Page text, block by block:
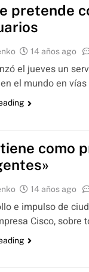
pretende
14 años ago
el jueves un
el mundo en
como
14 años ago
e impulso de
Cisco, sobre